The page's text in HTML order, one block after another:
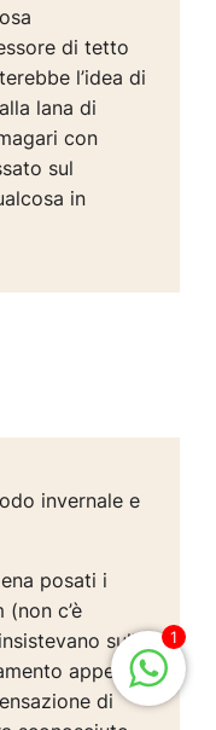
di tetto
l’idea di
lana di
con
sul
in
invernale e
posati i
c’è
sulle
appena
di
1